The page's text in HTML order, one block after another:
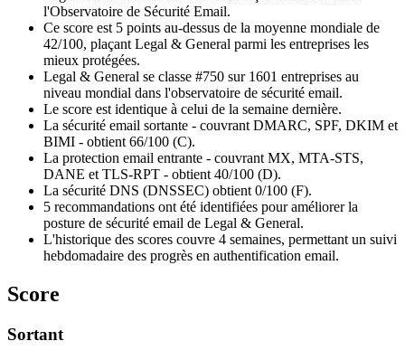
l'Observatoire de Sécurité Email.
Ce score est 5 points au-dessus de la moyenne mondiale de
42/100, plaçant Legal & General parmi les entreprises les
mieux protégées.
Legal & General se classe #750 sur 1601 entreprises au
niveau mondial dans l'observatoire de sécurité email.
Le score est identique à celui de la semaine dernière.
La sécurité email sortante - couvrant DMARC, SPF, DKIM et
BIMI - obtient 66/100 (C).
La protection email entrante - couvrant MX, MTA-STS,
DANE et TLS-RPT - obtient 40/100 (D).
La sécurité DNS (DNSSEC) obtient 0/100 (F).
5 recommandations ont été identifiées pour améliorer la
posture de sécurité email de Legal & General.
L'historique des scores couvre 4 semaines, permettant un suivi
hebdomadaire des progrès en authentification email.
Score
Sortant